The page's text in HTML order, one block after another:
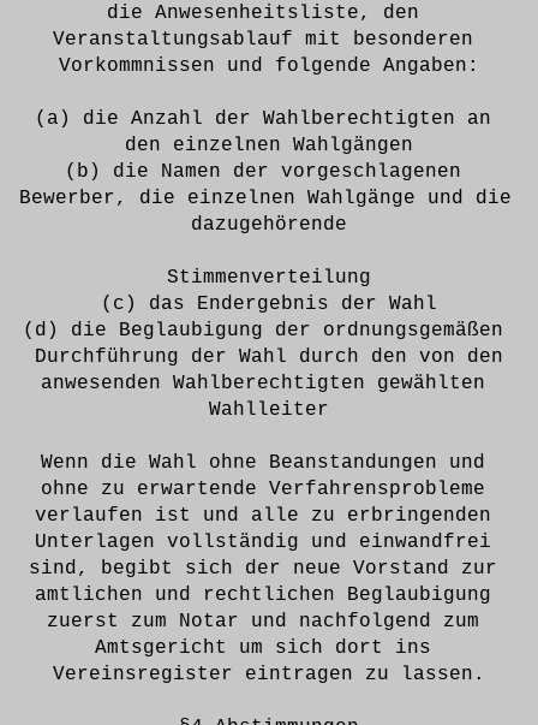
die Anwesenheitsliste, den
Veranstaltungsablauf mit besonderen
Vorkommnissen und folgende Angaben:
(a) die Anzahl der Wahlberechtigten an
den einzelnen Wahlgängen
(b) die Namen der vorgeschlagenen
Bewerber, die einzelnen Wahlgänge und die
dazugehörende
Stimmenverteilung
(c) das Endergebnis der Wahl
(d) die Beglaubigung der ordnungsgemäßen
Durchführung der Wahl durch den von den
anwesenden Wahlberechtigten gewählten
Wahlleiter
Wenn die Wahl ohne Beanstandungen und
ohne zu erwartende Verfahrensprobleme
verlaufen ist und alle zu erbringenden
Unterlagen vollständig und einwandfrei
sind, begibt sich der neue Vorstand zur
amtlichen und rechtlichen Beglaubigung
zuerst zum Notar und nachfolgend zum
Amtsgericht um sich dort ins
Vereinsregister eintragen zu lassen.